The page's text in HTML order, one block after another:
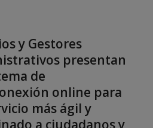
y Gestores
presentan
de
online para
más ágil y
a ciudadanos y